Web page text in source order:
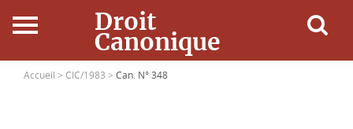
Droit
Canonique
Accueil
Accueil > CIC/1983 > Can. N° 348